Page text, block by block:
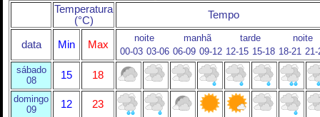
Temperatura
(°C)
Tempo
data Min Max
noite manhã tarde
noite
00-03 03-06 06-09 09-12 12-15 15-18 18-21 21-
sábado
08
15 18
domingo
09
12 23